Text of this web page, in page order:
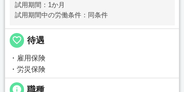
試用期間：1か月
試用期間中の労働条件：同条件
favorite_border 待遇
・雇用保険
・労災保険
info 職種